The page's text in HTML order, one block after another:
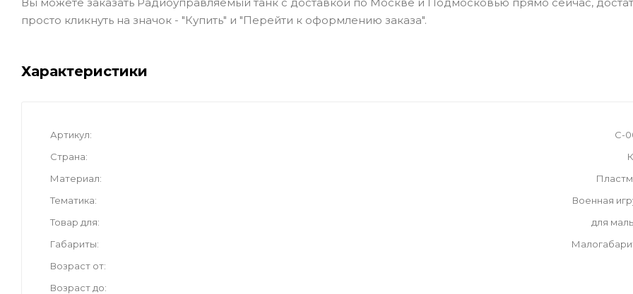
просто кликнуть на значок - "Купить" и "Перейти к оформлению заказа".
Характеристики
Артикул
С-
Страна
Материал
Тематика
Военная
Товар для
для
Габариты
Возраст от
Возраст до